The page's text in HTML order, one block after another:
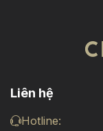
Liên hệ
Hotline: